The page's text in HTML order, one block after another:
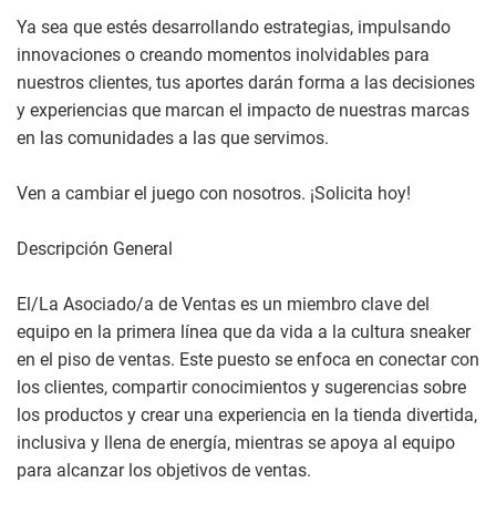
Ya sea que estés desarrollando estrategias, impulsando
innovaciones o creando momentos inolvidables para
nuestros clientes, tus aportes darán forma a las decisiones
y experiencias que marcan el impacto de nuestras marcas
en las comunidades a las que servimos.
Ven a cambiar el juego con nosotros. ¡Solicita hoy!
Descripción General
El/La Asociado/a de Ventas es un miembro clave del
equipo en la primera línea que da vida a la cultura sneaker
en el piso de ventas. Este puesto se enfoca en conectar con
los clientes, compartir conocimientos y sugerencias sobre
los productos y crear una experiencia en la tienda divertida,
inclusiva y llena de energía, mientras se apoya al equipo
para alcanzar los objetivos de ventas.